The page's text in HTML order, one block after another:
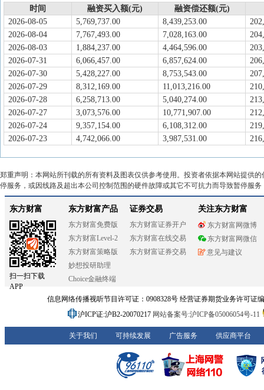
时间 融资买入额(元)
融资偿还额(元)
2026-08-05
5,769,737.00 8,439,253.00
2026-08-04
7,767,493.00 7,028,163.00
2026-08-03
1,884,237.00 4,464,596.00
2026-07-31
6,066,457.00 6,857,624.00
2026-07-30
5,428,227.00 8,753,543.00
2026-07-29
8,312,169.00 11,013,216.00
2026-07-28
6,258,713.00 5,040,274.00
2026-07-27
3,073,576.00 10,771,907.00
2026-07-24
9,357,154.00 6,108,312.00
2026-07-23
4,742,066.00 3,987,531.00
郑重声明：本网站所刊载的所有资料及图表仅供参考使用。投资者依据本网站提供
停服务，或因线路及超出本公司控制范围的硬件故障或其它不可抗力而导致暂停服